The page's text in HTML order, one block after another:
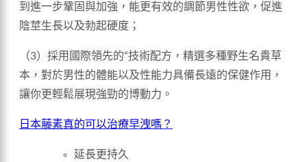
到進一步鞏固與加強，能更有效的調節男性性欲，促進
陰莖生長以及勃起硬度；
（3）採用國際領先的“技術配方，精選多種野生名貴草
本，對於男性的體能以及性能力具備長遠的保健作用，
讓你更輕鬆展現強勁的博動力。
日本藤素真的可以治療早洩嗎？
延長更持久